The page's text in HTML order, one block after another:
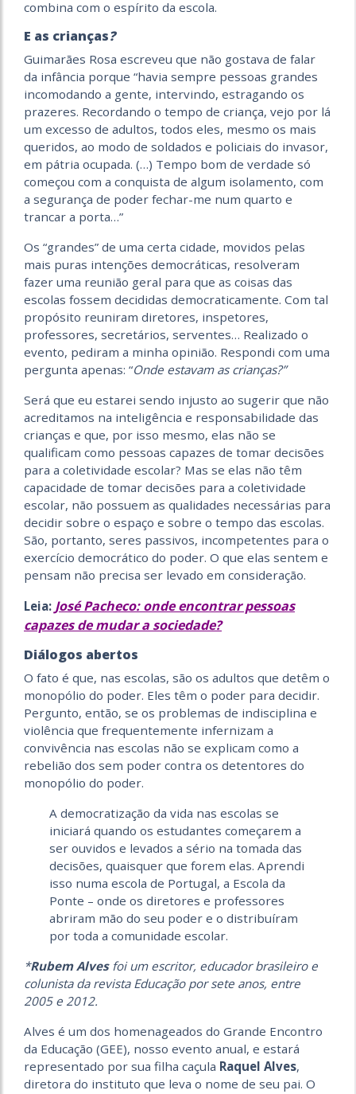
combina com o espírito da escola.
E as crianças?
Guimarães Rosa escreveu que não gostava de falar
da infância porque “havia sempre pessoas grandes
incomodando a gente, intervindo, estragando os
prazeres. Recordando o tempo de criança, vejo por lá
um excesso de adultos, todos eles, mesmo os mais
queridos, ao modo de soldados e policiais do invasor,
em pátria ocupada. (…) Tempo bom de verdade só
começou com a conquista de algum isolamento, com
a segurança de poder fechar-me num quarto e
trancar a porta…”
Os “grandes” de uma certa cidade, movidos pelas
mais puras intenções democráticas, resolveram
fazer uma reunião geral para que as coisas das
escolas fossem decididas democraticamente. Com tal
propósito reuniram diretores, inspetores,
professores, secretários, serventes… Realizado o
evento, pediram a minha opinião. Respondi com uma
pergunta apenas: “Onde estavam as crianças?”
Será que eu estarei sendo injusto ao sugerir que não
acreditamos na inteligência e responsabilidade das
crianças e que, por isso mesmo, elas não se
qualificam como pessoas capazes de tomar decisões
para a coletividade escolar? Mas se elas não têm
capacidade de tomar decisões para a coletividade
escolar, não possuem as qualidades necessárias para
decidir sobre o espaço e sobre o tempo das escolas.
São, portanto, seres passivos, incompetentes para o
exercício democrático do poder. O que elas sentem e
pensam não precisa ser levado em consideração.
Leia: José Pacheco: onde encontrar pessoas
capazes de mudar a sociedade?
Diálogos abertos
O fato é que, nas escolas, são os adultos que detêm o
monopólio do poder. Eles têm o poder para decidir.
Pergunto, então, se os problemas de indisciplina e
violência que frequentemente infernizam a
convivência nas escolas não se explicam como a
rebelião dos sem poder contra os detentores do
monopólio do poder.
A democratização da vida nas escolas se
iniciará quando os estudantes começarem a
ser ouvidos e levados a sério na tomada das
decisões, quaisquer que forem elas. Aprendi
isso numa escola de Portugal, a Escola da
Ponte – onde os diretores e professores
abriram mão do seu poder e o distribuíram
por toda a comunidade escolar.
*Rubem Alvesfoi um escritor, educador brasileiro e
colunista da revista Educação por sete anos, entre
2005 e 2012.
Alves é um dos homenageados do Grande Encontro
da Educação (GEE), nosso evento anual, e estará
representado por sua filha caçula Raquel Alves,
diretora do instituto que leva o nome de seu pai. O